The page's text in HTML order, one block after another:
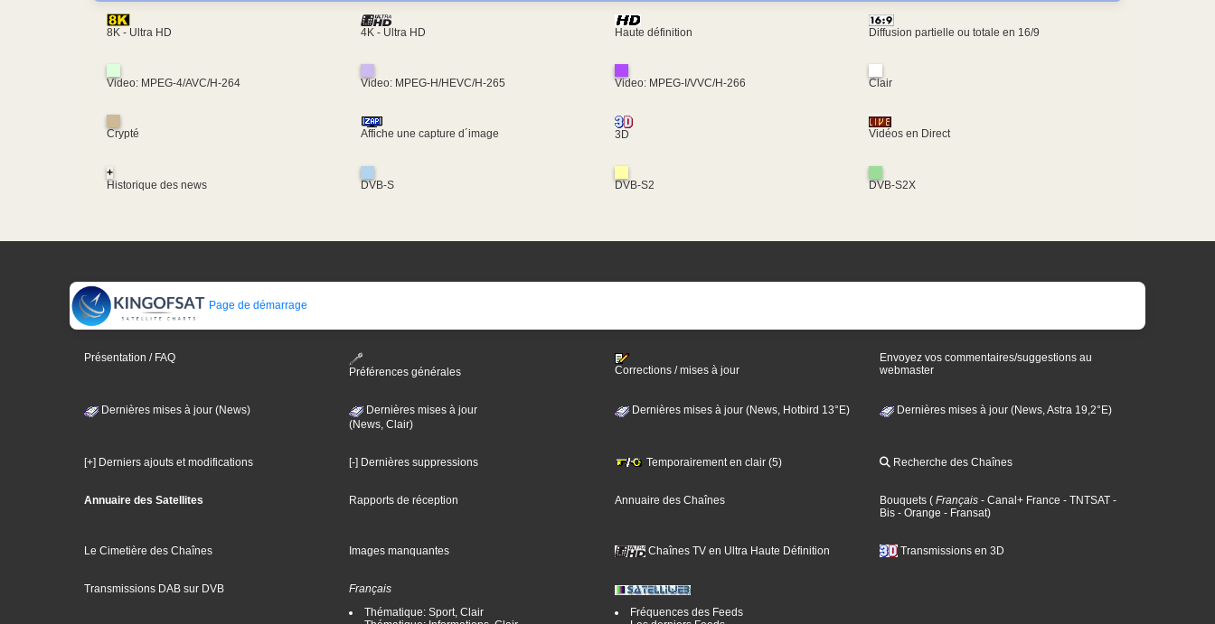
8K - Ultra HD 4K - Ultra HD Haute définition Diffusion partielle ou totale en 16/9
Video: MPEG-4/AVC/H-264 Video: MPEG-H/HEVC/H-265 Video: MPEG-I/VVC/H-266 Clair
Crypté Affiche une capture d´image 3D Vidéos en Direct
+
Historique des news
DVB-S DVB-S2 DVB-S2X
Page de démarrage
Présentation / FAQ
Préférences générales
Corrections / mises à jour
Envoyez vos commentaires/suggestions au
webmaster
Dernières mises à jour (News)
Dernières mises à jour
(News, Clair)
Dernières mises à jour (News, Hotbird 13°E) Dernières mises à jour (News, Astra 19,2°E)
[+] Derniers ajouts et modifications [-] Dernières suppressions Temporairement en clair (5) Recherche des Chaînes
Annuaire des Satellites Rapports de réception Annuaire des Chaînes Bouquets ( Français - Canal+ France - TNTSAT -
Bis - Orange - Fransat)
Le Cimetière des Chaînes Images manquantes Chaînes TV en Ultra Haute Définition Transmissions en 3D
Transmissions DAB sur DVB
Français
Thématique: Sport, Clair
Fréquences des Feeds